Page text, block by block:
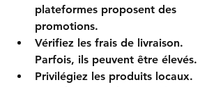
plateformes proposent des
promotions.
Vérifiez les frais de livraison.
Parfois, ils peuvent être élevés.
Privilégiez les produits locaux.